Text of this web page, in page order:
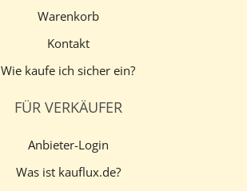
Warenkorb
Kontakt
Wie kaufe ich sicher ein?
FÜR VERKÄUFER
Anbieter-Login
Was ist kauflux.de?